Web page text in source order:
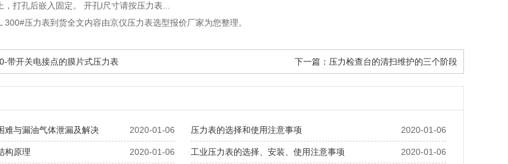
打孔后嵌入固定。 开孔l尺寸请按压力表...
300#压力表到货全文内容由京仪压力表选型报价厂家为您整理。
带开关电接点的膜片式压力表 下一篇： 压力检查台的清扫维护的三个阶段
2020-01-06
难与漏油气体泄漏及解决 2020-01-06
压力表的选择和使用注意事项
2020-01-06
构原理 2020-01-06
工业压力表的选择、安装、使用注意事项